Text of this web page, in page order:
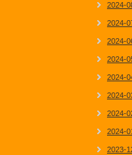
2024-
2024-
2024-
2024-
2024-
2024-
2024-
2024-
2023-